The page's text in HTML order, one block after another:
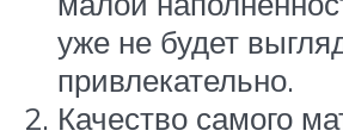
уже не будет
привлекательно.
Качество самого